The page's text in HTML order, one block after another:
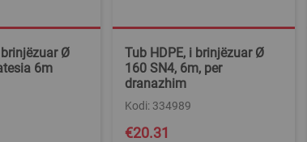
Ø
6m
Tub HDPE, i brinjëzuar Ø
160 SN4, 6m, per
dranazhim
Kodi: 334989
€20.31